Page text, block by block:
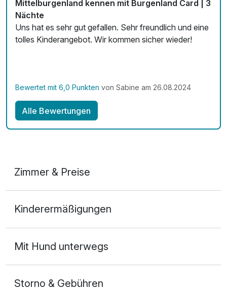
Mittelburgenland kennen mit Burgenland Card | 3
Nächte
Uns hat es sehr gut gefallen. Sehr freundlich und eine
tolles Kinderangebot. Wir kommen sicher wieder!
Bewertet mit 6,0 Punkten von Sabine am 26.08.2024
Alle Bewertungen
Zimmer & Preise
2 Erwachsene
Kinderermäßigungen
Mit Hund unterwegs
Storno & Gebühren